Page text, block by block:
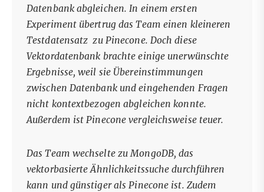
Datenbank abgleichen. In einem ersten
Experiment übertrug das Team einen kleineren
Testdatensatz zu Pinecone. Doch diese
Vektordatenbank brachte einige unerwünschte
Ergebnisse, weil sie Übereinstimmungen
zwischen Datenbank und eingehenden Fragen
nicht kontextbezogen abgleichen konnte.
Außerdem ist Pinecone vergleichsweise teuer.
Das Team wechselte zu MongoDB, das
vektorbasierte Ähnlichkeitssuche durchführen
kann und günstiger als Pinecone ist. Zudem